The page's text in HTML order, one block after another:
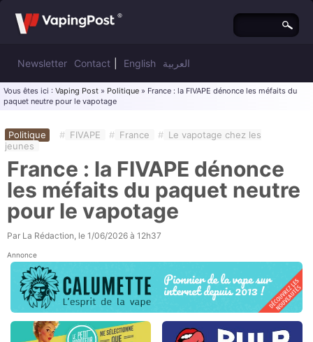
Newsletter Contact English العربية
Vous êtes ici : Vaping Post » Politique » France : la FIVAPE dénonce les méfaits du
paquet neutre pour le vapotage
Politique # FIVAPE # France # Le vapotage chez les
jeunes
France : la FIVAPE dénonce
les méfaits du paquet neutre
pour le vapotage
Par La Rédaction, le 1/06/2026 à 12h37
Annonce